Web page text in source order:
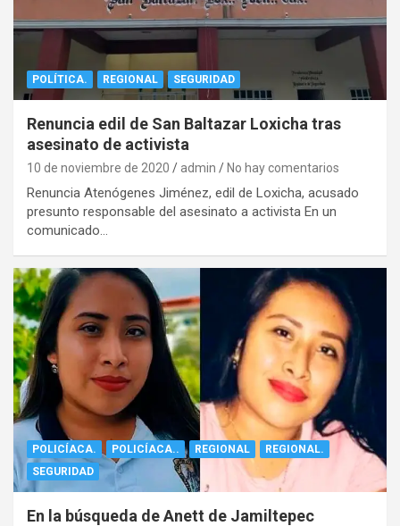
POLÍTICA. REGIONAL SEGURIDAD
Renuncia edil de San Baltazar Loxicha tras
asesinato de activista
10 de noviembre de 2020 admin No hay comentarios
Renuncia Atenógenes Jiménez, edil de Loxicha, acusado
presunto responsable del asesinato a activista En un
comunicado…
POLICÍACA. POLICÍACA.. REGIONAL
REGIONAL.
SEGURIDAD
En la búsqueda de Anett de Jamiltepec